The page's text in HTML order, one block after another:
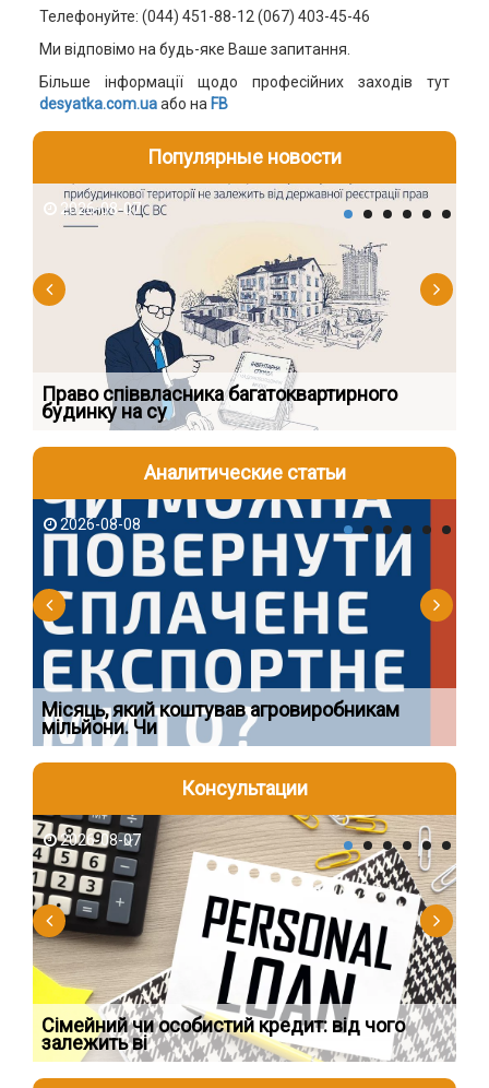
Телефонуйте: (044) 451-88-12 (067) 403-45-46
Ми відповімо на будь-яке Ваше запитання.
Більше інформації щодо професійних заходів тут
desyatka.com.uaабо на FB
Популярные новости
2026-08-07
Право співвласника багатоквартирного
будинку на су
Аналитические статьи
2026-08-08
Місяць, який коштував агровиробникам
мільйони. Чи
Консультации
2026-08-07
Сімейний чи особистий кредит: від чого
залежить ві